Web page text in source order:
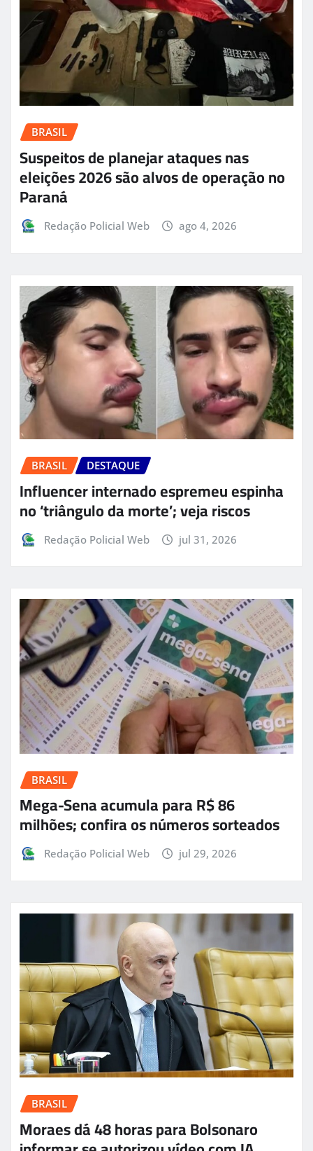
BRASIL
Suspeitos de planejar ataques nas
eleições 2026 são alvos de operação no
Paraná
Redação Policial Web ago 4, 2026
BRASIL DESTAQUE
Influencer internado espremeu espinha
no ‘triângulo da morte’; veja riscos
Redação Policial Web jul 31, 2026
BRASIL
Mega-Sena acumula para R$ 86
milhões; confira os números sorteados
Redação Policial Web jul 29, 2026
BRASIL
Moraes dá 48 horas para Bolsonaro